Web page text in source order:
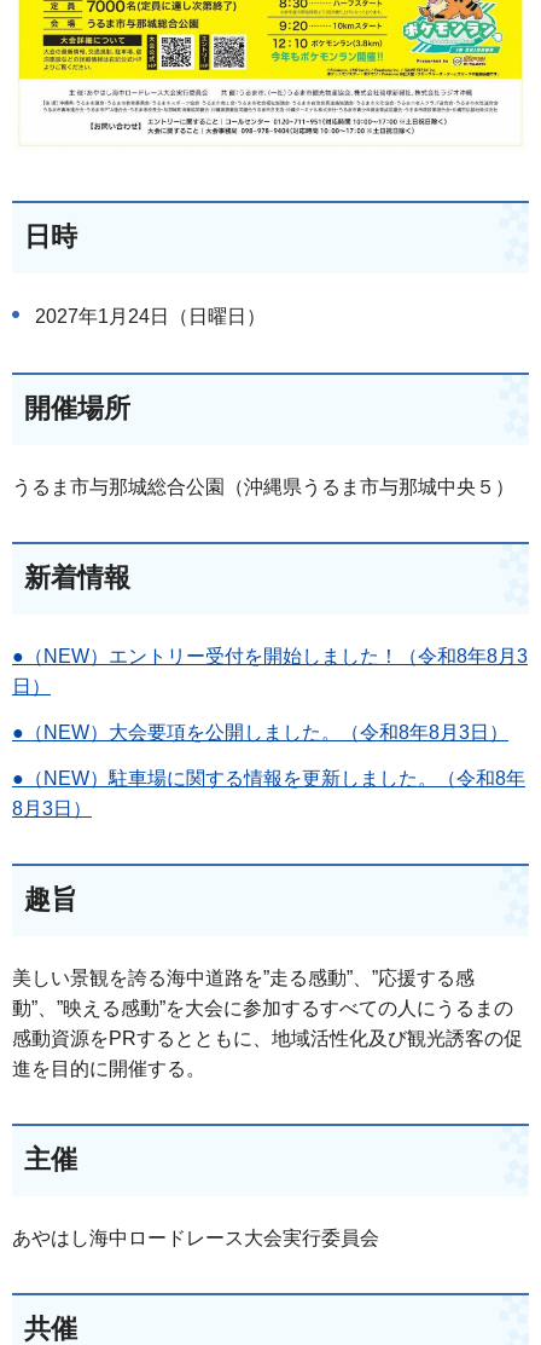
日時
2027年1月24日（日曜日）
開催場所
うるま市与那城総合公園（沖縄県うるま市与那城中央５）
新着情報
●（NEW）エントリー受付を開始しました！（令和8年8月3
日）
●（NEW）大会要項を公開しました。（令和8年8月3日）
●（NEW）駐車場に関する情報を更新しました。（令和8年
8月3日）
趣旨
美しい景観を誇る海中道路を”走る感動”、”応援する感
動”、”映える感動”を大会に参加するすべての人にうるまの
感動資源をPRするとともに、地域活性化及び観光誘客の促
進を目的に開催する。
主催
あやはし海中ロードレース大会実行委員会
共催